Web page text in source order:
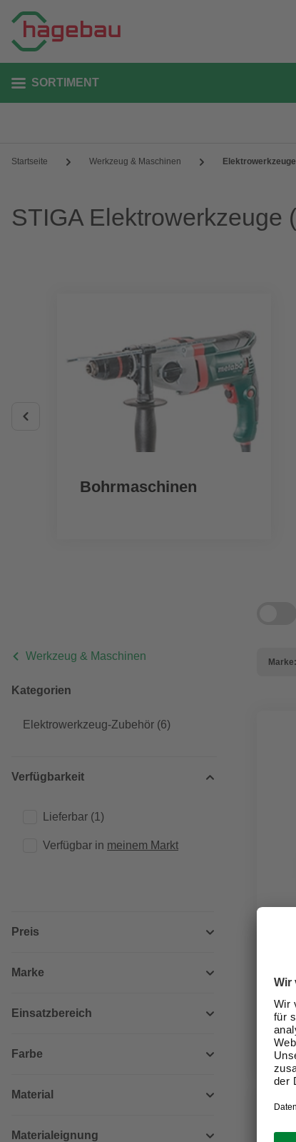
SORTIMENT
Startseite Werkzeug & Maschinen Elektrowerkzeuge
STIGA Elektrowerkzeuge
Bohrmaschinen
Werkzeug & Maschinen
Kategorien
Elektrowerkzeug-Zubehör (6)
Verfügbarkeit
Lieferbar (1)
Verfügbar in meinem Markt
Preis
Marke
Einsatzbereich
Farbe
Material
Materialeignung
Marke: